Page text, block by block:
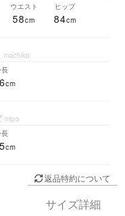
ウエスト
58
ヒップ
84
machiko
mipo
返品特約について
サイズ詳細